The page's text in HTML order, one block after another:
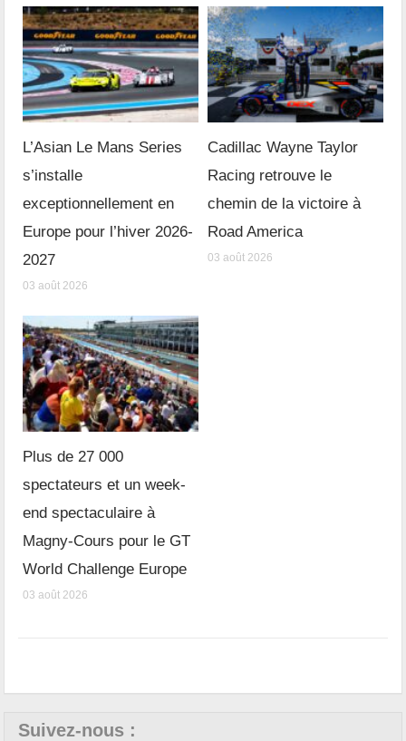
L’Asian Le Mans Series
s’installe
exceptionnellement en
Europe pour l’hiver 2026-
2027
03 août 2026
Cadillac Wayne Taylor
Racing retrouve le
chemin de la victoire à
Road America
03 août 2026
Plus de 27 000
spectateurs et un week-
end spectaculaire à
Magny-Cours pour le GT
World Challenge Europe
03 août 2026
Suivez-nous :